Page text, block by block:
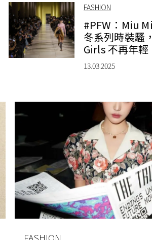
FASHION
#PFW：Miu
冬系列時裝騷
Girls 不再年輕
13.03.2025